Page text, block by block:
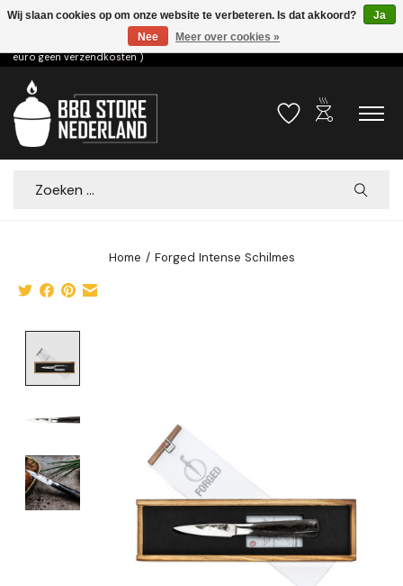
Voor 15.00u besteld dezelfde dag verzonden! ( 6,95 verzendkosten, vanaf 75
euro geen verzendkosten )
Verlanglijst
outdoor_grill
Zoeken
Home / Forged Intense Schilmes
Wij slaan cookies op om onze website te verbeteren. Is dat akkoord?
Ja
Nee
Meer over cookies »